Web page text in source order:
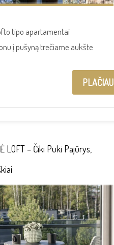
tipo apartamentai
į pušyną trečiame aukšte
PLAČIAU
LOFT – Čiki Puki Pajūrys,